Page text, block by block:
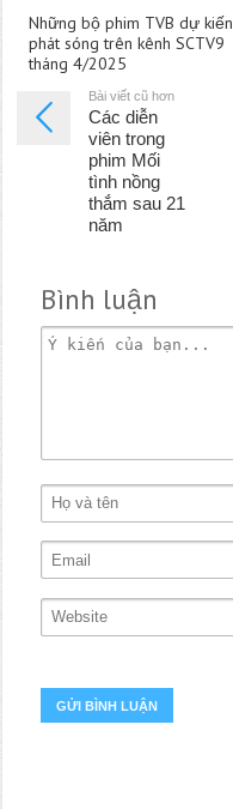
Những bộ phim TVB dự kiến
phát sóng trên kênh SCTV9
tháng 4/2025
Bài viết cũ hơn
Các diễn
viên trong
phim Mối
tình nồng
thắm sau 21
năm
Bình luận